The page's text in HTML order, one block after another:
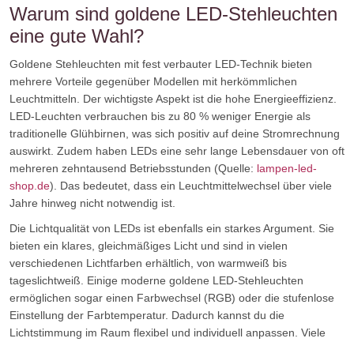
Warum sind goldene LED-Stehleuchten
eine gute Wahl?
Goldene Stehleuchten mit fest verbauter LED-Technik bieten
mehrere Vorteile gegenüber Modellen mit herkömmlichen
Leuchtmitteln. Der wichtigste Aspekt ist die hohe Energieeffizienz.
LED-Leuchten verbrauchen bis zu 80 % weniger Energie als
traditionelle Glühbirnen, was sich positiv auf deine Stromrechnung
auswirkt. Zudem haben LEDs eine sehr lange Lebensdauer von oft
mehreren zehntausend Betriebsstunden (Quelle: lampen-led-
shop.de). Das bedeutet, dass ein Leuchtmittelwechsel über viele
Jahre hinweg nicht notwendig ist.
Die Lichtqualität von LEDs ist ebenfalls ein starkes Argument. Sie
bieten ein klares, gleichmäßiges Licht und sind in vielen
verschiedenen Lichtfarben erhältlich, von warmweiß bis
tageslichtweiß. Einige moderne goldene LED-Stehleuchten
ermöglichen sogar einen Farbwechsel (RGB) oder die stufenlose
Einstellung der Farbtemperatur. Dadurch kannst du die
Lichtstimmung im Raum flexibel und individuell anpassen. Viele